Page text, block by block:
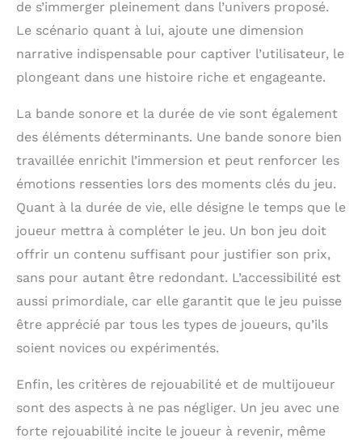
c'est tout ! Installation : 1.
Insérez la carte TF et
l'adaptateur sans fil. 2.
Connectez le câble HDMI
Branchez l'alimentation.
nécessitent 4 piles AAA,
compact et cadeau idéal
pour tous les âges】
compact, ce kit est idéal
pour les voyages et les
déplacements. Un
cadeau parfait pour la
fans de jeux rétro : idéal
au quotidien, pour les
anniversaires ou les fêtes.
votre disposition pour
répondre rapidement et
vos problèmes.
excellent choix pour jouer en déplacement Guide
contient un guide de jeu détaillé qui aidera votre
bébé à maîtriser facilement chaque jeu. Cadeau
fêtes, il apportera beaucoup de surprise et de joie à
de s’immerger pleinement dans l’univers proposé.
Le scénario quant à lui, ajoute une dimension
narrative indispensable pour captiver l’utilisateur, le
plongeant dans une histoire riche et engageante.
La bande sonore et la durée de vie sont également
des éléments déterminants. Une bande sonore bien
travaillée enrichit l’immersion et peut renforcer les
émotions ressenties lors des moments clés du jeu.
Quant à la durée de vie, elle désigne le temps que le
joueur mettra à compléter le jeu. Un bon jeu doit
offrir un contenu suffisant pour justifier son prix,
sans pour autant être redondant. L’accessibilité est
aussi primordiale, car elle garantit que le jeu puisse
être apprécié par tous les types de joueurs, qu’ils
soient novices ou expérimentés.
Enfin, les critères de rejouabilité et de multijoueur
sont des aspects à ne pas négliger. Un jeu avec une
forte rejouabilité incite le joueur à revenir, même